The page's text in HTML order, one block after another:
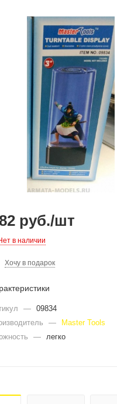
руб./шт
в наличии
Хочу в подарок
— 09834
—
Master Tools
— легко